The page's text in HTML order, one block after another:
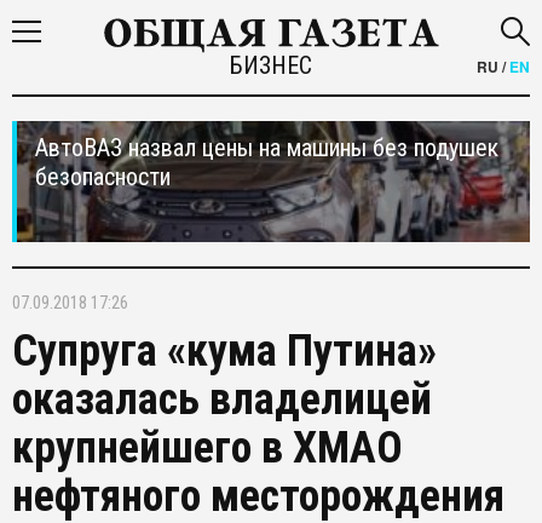
БИЗНЕС RU /EN
АвтоВАЗ назвал цены на машины без подушек
безопасности
07.09.2018 17:26
Супруга «кума Путина»
оказалась владелицей
крупнейшего в ХМАО
нефтяного месторождения